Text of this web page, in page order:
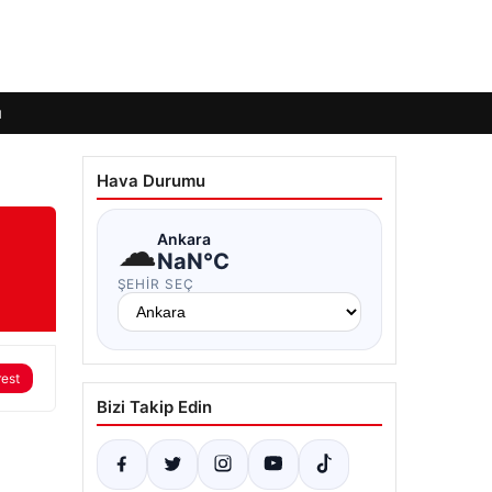
Hava Durumu
☁Ankara
NaN°C
ŞEHIR SEÇ
Bizi Takip Edin